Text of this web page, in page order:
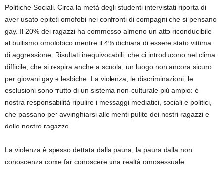
Politiche Sociali. Circa la metà degli studenti intervistati riporta di
aver usato epiteti omofobi nei confronti di compagni che si pensano
gay. Il 20% dei ragazzi ha commesso almeno un atto riconducibile
al bullismo omofobico mentre il 4% dichiara di essere stato vittima
di aggressione. Risultati inequivocabili, che ci introducono nel clima
difficile, che si respira anche a scuola, un luogo non ancora sicuro
per giovani gay e lesbiche. La violenza, le discriminazioni, le
esclusioni sono frutto di un sistema non-culturale più ampio: è
nostra responsabilità ripulire i messaggi mediatici, sociali e politici,
che passano per avvinghiarsi alle menti pulite dei nostri ragazzi e
delle nostre ragazze.
La violenza è spesso dettata dalla paura, la paura dalla non
conoscenza come far conoscere una realtà omosessuale